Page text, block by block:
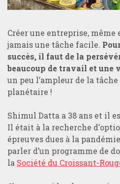
Créer une entreprise, même
jamais une tâche facile.
succès, il faut de la
beaucoup de travail et une
un peu l’ampleur de la
planétaire !
Shimul Datta a 38 ans et il
Il était à la recherche
épreuves dues à la
parler d’un programme de
la Société du Croissant-